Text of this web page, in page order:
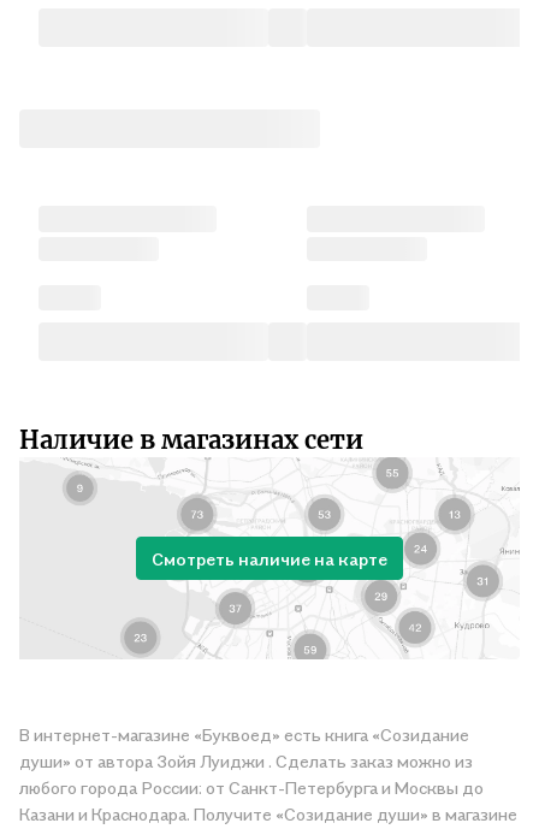
Наличие в магазинах сети
Смотреть наличие на карте
В интернет-магазине «Буквоед» есть книга «Созидание
души» от автора Зойя Луиджи . Сделать заказ можно из
любого города России: от Санкт-Петербурга и Москвы до
Казани и Краснодара. Получите «Созидание души» в магазине